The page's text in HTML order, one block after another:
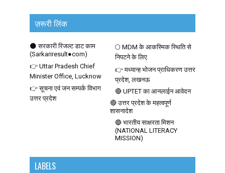
ज़रूरी लिंक
🌑 सरकारी रिजल्ट डाट काम
(Sarkariresult●com)
🌕 MDM के आकस्मिक स्थिति से
निपटने के लिए
👉 Uttar Pradesh Chief
Minister Office, Lucknow
👉 मध्यान्ह भोजन प्राधिकरण उत्तर
प्रदेश, लखनऊ
👉 सूचना एवं जन सम्पर्क विभाग
उत्तर प्रदेश
🔴 UPTET का आनलाईन आवेदन
🔴 उत्तर प्रदेश के महत्वपूर्ण
शासनादेश
🔵 भारतीय साक्षरता मिशन
(NATIONAL LITERACY
MISSION)
LABELS